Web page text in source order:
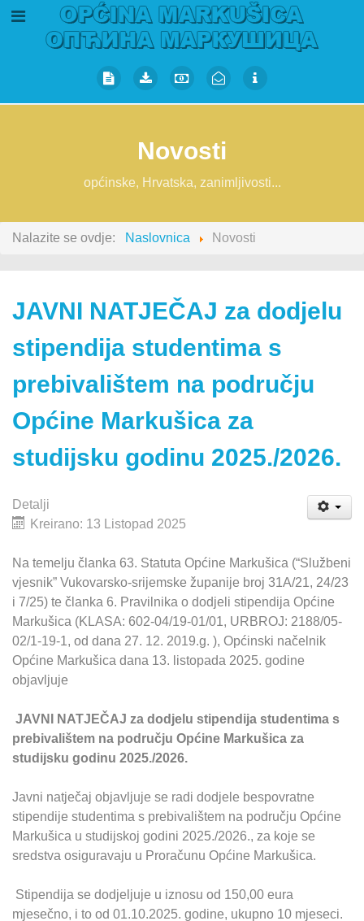
Novosti
općinske, Hrvatska, zanimljivosti...
Nalazite se ovdje: Naslovnica Novosti
JAVNI NATJEČAJ za dodjelu
stipendija studentima s
prebivalištem na području
Općine Markušica za
studijsku godinu 2025./2026.
Detalji
Kreirano: 13 Listopad 2025
Na temelju članka 63. Statuta Općine Markušica (“Službeni
vjesnik” Vukovarsko-srijemske županije broj 31A/21, 24/23
i 7/25) te članka 6. Pravilnika o dodjeli stipendija Općine
Markušica (KLASA: 602-04/19-01/01, URBROJ: 2188/05-
02/1-19-1, od dana 27. 12. 2019.g. ), Općinski načelnik
Općine Markušica dana 13. listopada 2025. godine
objavljuje
JAVNI NATJEČAJ za dodjelu stipendija studentima s
prebivalištem na području Općine Markušica za
studijsku godinu 2025./2026.
Javni natječaj objavljuje se radi dodjele bespovratne
stipendije studentima s prebivalištem na području Općine
Markušica u studijskoj godini 2025./2026., za koje se
sredstva osiguravaju u Proračunu Općine Markušica.
Stipendija se dodjeljuje u iznosu od 150,00 eura
mjesečno, i to od 01.10.2025. godine, ukupno 10 mjeseci.